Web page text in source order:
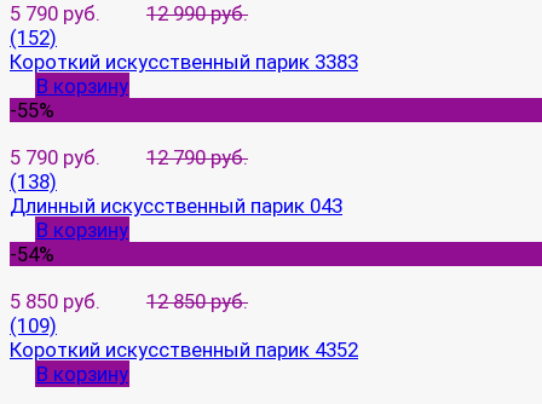
5 790 руб.
12 990 руб.
(152)
Короткий искусственный парик 3383
В корзину
-55%
5 790 руб.
12 790 руб.
(138)
Длинный искусственный парик 043
В корзину
-54%
5 850 руб.
12 850 руб.
(109)
Короткий искусственный парик 4352
В корзину